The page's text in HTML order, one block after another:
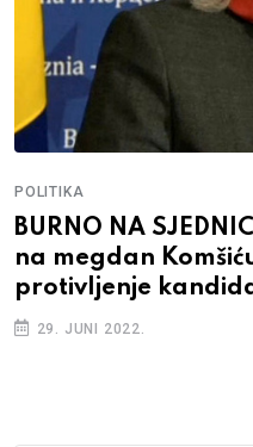
POLITIKA
BURNO NA
na megdan
protivljenje
29. JUNI 2022.